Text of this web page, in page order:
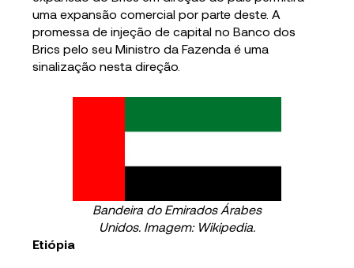
uma expansão comercial por parte deste. A
promessa de injeção de capital no Banco dos
Brics pelo seu Ministro da Fazenda é uma
sinalização nesta direção.
Bandeira do Emirados Árabes
Unidos. Imagem: Wikipedia.
Etiópia